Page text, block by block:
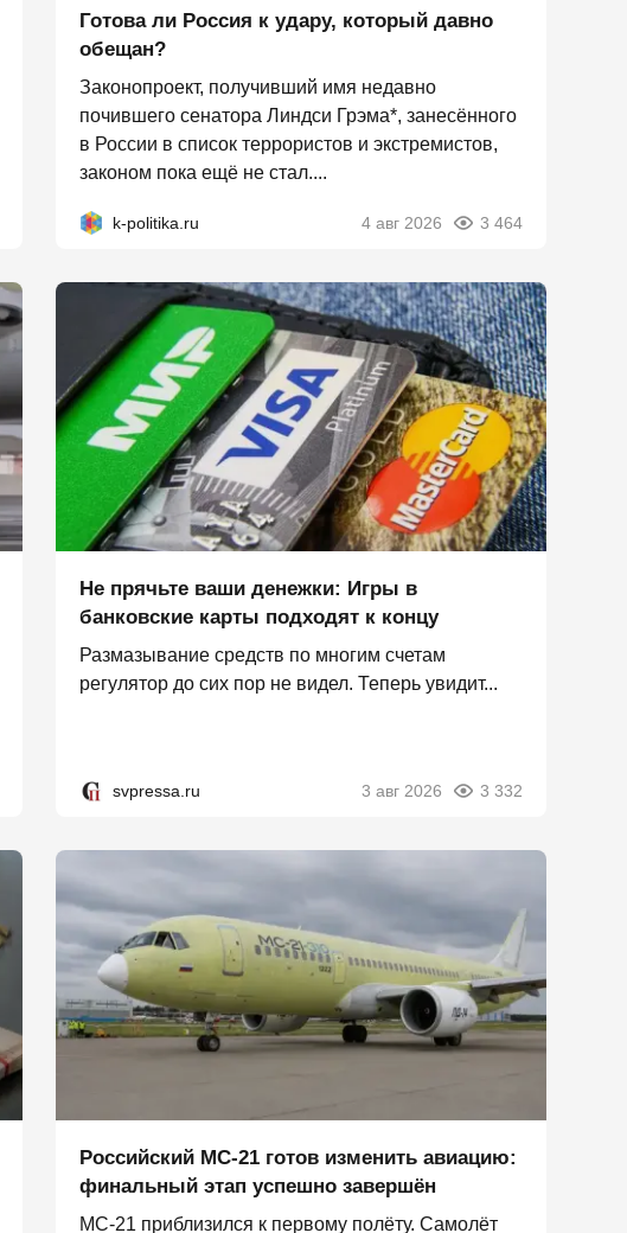
Готова ли Россия к удару, который давно
обещан?
Законопроект, получивший имя недавно
почившего сенатора Линдси Грэма*, занесённого
в России в список террористов и экстремистов,
законом пока ещё не стал....
k-politika.ru 4 авг 2026 3 464
Не прячьте ваши денежки: Игры в
банковские карты подходят к концу
Размазывание средств по многим счетам
регулятор до сих пор не видел. Теперь увидит...
svpressa.ru 3 авг 2026 3 332
Российский МС-21 готов изменить авиацию:
финальный этап успешно завершён
МС-21 приблизился к первому полёту. Самолёт